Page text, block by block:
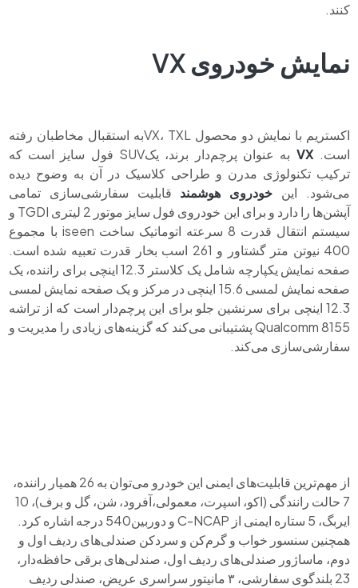
کنند.
نمایش خودروی VX
اکستریم با نمایش دو محصول VX، TXLبه استقبال مخاطبان رفته
است.VX
به عنوان پرچم‌دار برند، یکSUV فول سایز است که
ترکیب تکنولوژی مدرن و طراحی کلاسیک در آن به وضوح دیده
می‌شود. این خودروی هوشمند قابلیت سفارشی‌سازی تمامی
آپشن‌ها را دارد و برای این خودروی فول سایز موتور 2 لیتری TGDI و
سیستم انتقال قدرت 8 سرعته اتوماتیک ساخت iseen با مجموع
400 نیوتن متر گشتاور و 261 اسب بخار قدرت تعبیه شده است.
صفحه نمایش یکپارچه شامل یک کلاستر 12.3 اینچی برای راننده، یک
صفحه نمایش لمسی 15.6 اینچی در مرکز و یک صفحه نمایش لمسی
12.3 اینچی برای سرنشین جلو برای این پرچم‌دار است که از تراشه
Qualcomm 8155 پشتیبانی می‌کند که گزینه‌های زیادی را مدیریت و
سفارشی‌سازی می‌کند.
از مهم‌ترین قابلیت‌های ایمنی این خودرو می‌توان به 26 همیار راننده،
7 حالت رانندگی (اکو، اسپرت، معمولی،آفرود، شن، گل و برف)، 10
ایربگ، 5 ستاره ایمنی از C-NCAP و دوربین540 درجه اشاره کرد.
همچنین سنسور خواب و گرم‌کن و سردکن صندلی‌های ردیف اول و
دوم، ماساژور صندلی‌های ردیف اول، صندلی‌های برقی حافظه‌دار،
23 بلندگوی سفارشی، ۳ مانیتور سراسری عریض، صندلی ردیف